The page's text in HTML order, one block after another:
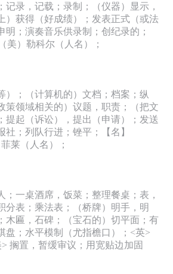
记录，记载；录制；（仪器）显示，
）获得（好成绩）；发表正式（或法
明；演奏音乐供录制；创纪录的；
美）勒科尔（人名）；
）；（计算机的）文档；档案；纵
策领域相关的）议题，职责；（把文
提起（诉讼），提出（申请）；发送
社；列队行进；锉平；【名】
莱（人名）；
；一桌酒席，饭菜；整理餐桌；表，
分表；乘法表；（桥牌）明手，明
木匾，石碑；（宝石的）切平面；有
盘；水平模制（尤指檐口）；<英>
搁置，暂缓审议；用宽贴边加固